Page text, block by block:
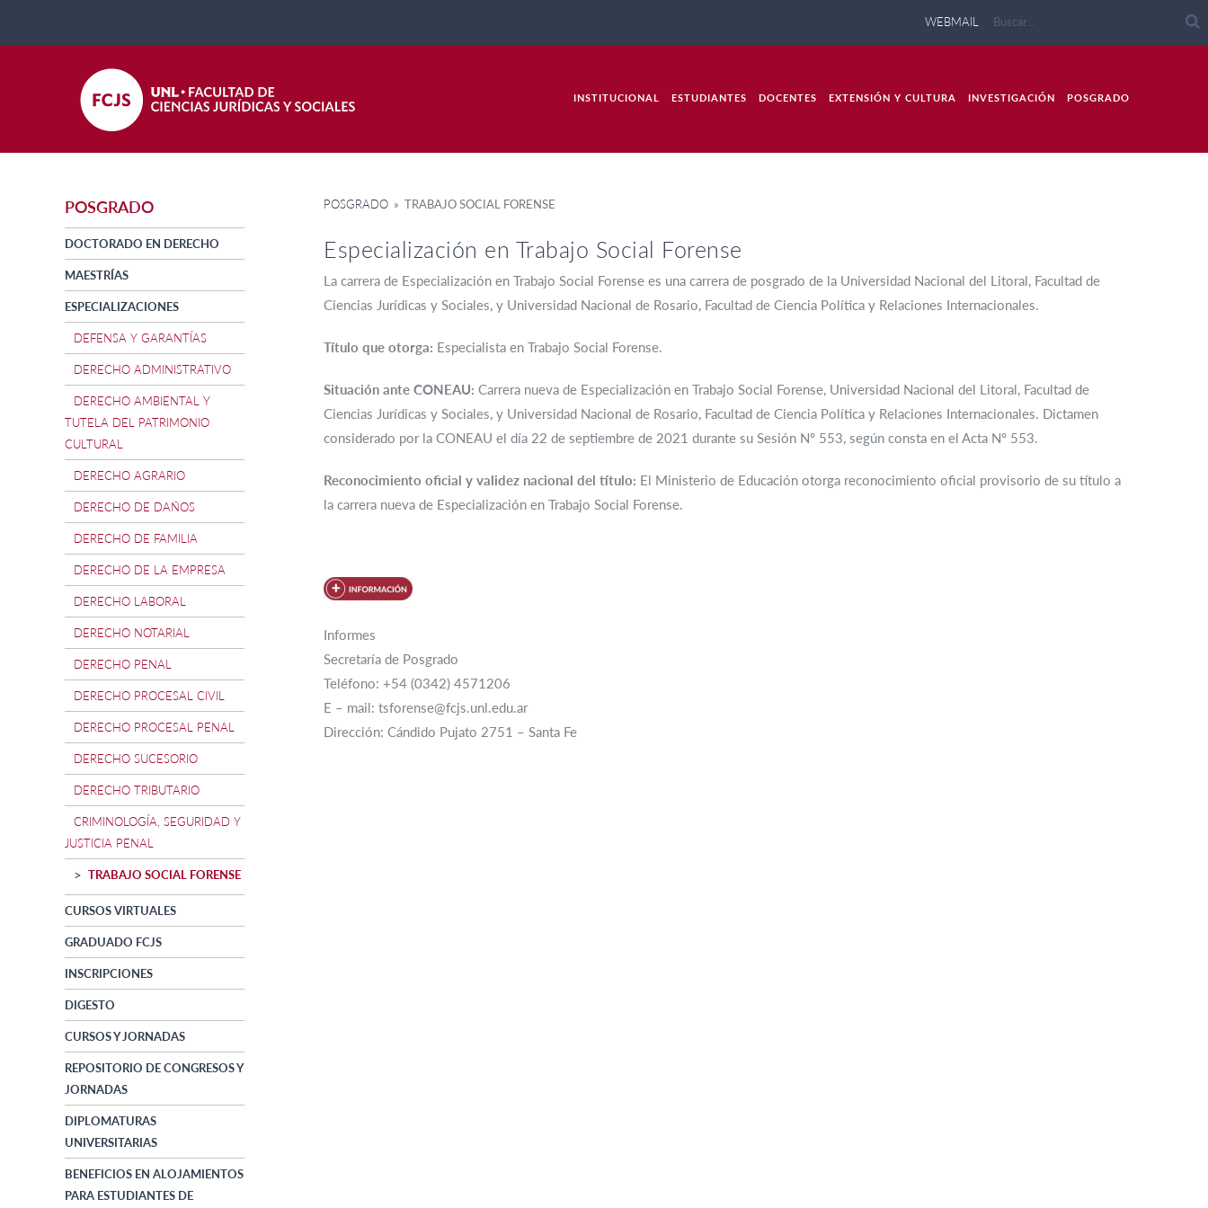
WEBMAIL
INSTITUCIONAL ESTUDIANTES DOCENTES EXTENSIÓN Y CULTURA INVESTIGACIÓN POSGRADO
POSGRADO
DOCTORADO EN DERECHO
MAESTRÍAS
ESPECIALIZACIONES
DEFENSA Y GARANTÍAS
DERECHO ADMINISTRATIVO
DERECHO AMBIENTAL Y
TUTELA DEL PATRIMONIO
CULTURAL
DERECHO AGRARIO
DERECHO DE DAÑOS
DERECHO DE FAMILIA
DERECHO DE LA EMPRESA
DERECHO LABORAL
DERECHO NOTARIAL
DERECHO PENAL
DERECHO PROCESAL CIVIL
DERECHO PROCESAL PENAL
DERECHO SUCESORIO
DERECHO TRIBUTARIO
CRIMINOLOGÍA, SEGURIDAD Y
JUSTICIA PENAL
TRABAJO SOCIAL FORENSE
CURSOS VIRTUALES
GRADUADO FCJS
INSCRIPCIONES
DIGESTO
CURSOS Y JORNADAS
REPOSITORIO DE CONGRESOS Y
JORNADAS
DIPLOMATURAS
UNIVERSITARIAS
BENEFICIOS EN ALOJAMIENTOS
PARA ESTUDIANTES DE
POSGRADO » TRABAJO SOCIAL FORENSE
Especialización en Trabajo Social Forense
La carrera de Especialización en Trabajo Social Forense es una carrera de posgrado de la Universidad Nacional del Litoral, Facultad de
Ciencias Jurídicas y Sociales, y Universidad Nacional de Rosario, Facultad de Ciencia Política y Relaciones Internacionales.
Título que otorga: Especialista en Trabajo Social Forense.
Situación ante CONEAU: Carrera nueva de Especialización en Trabajo Social Forense, Universidad Nacional del Litoral, Facultad de
Ciencias Jurídicas y Sociales, y Universidad Nacional de Rosario, Facultad de Ciencia Política y Relaciones Internacionales. Dictamen
considerado por la CONEAU el día 22 de septiembre de 2021 durante su Sesión Nº 553, según consta en el Acta Nº 553.
Reconocimiento oficial y validez nacional del título: El Ministerio de Educación otorga reconocimiento oficial provisorio de su título a
la carrera nueva de Especialización en Trabajo Social Forense.
Informes
Secretaría de Posgrado
Teléfono: +54 (0342) 4571206
E – mail: tsforense@fcjs.unl.edu.ar
Dirección: Cándido Pujato 2751 – Santa Fe